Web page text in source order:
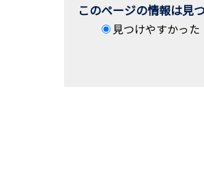
このページの情報は見
見つけやすかった